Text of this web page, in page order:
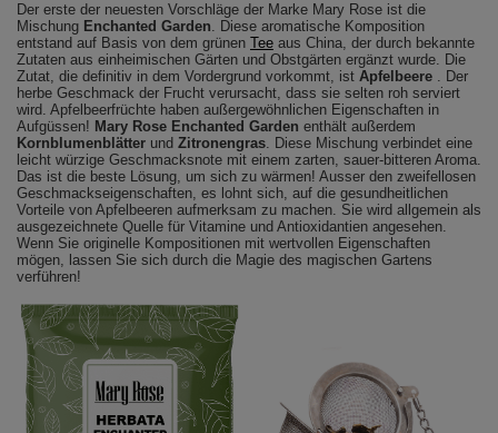
Der erste der neuesten Vorschläge der Marke Mary Rose ist die
Mischung Enchanted Garden. Diese aromatische Komposition
entstand auf Basis von dem grünen Tee aus China, der durch bekannte
Zutaten aus einheimischen Gärten und Obstgärten ergänzt wurde. Die
Zutat, die definitiv in dem Vordergrund vorkommt, ist Apfelbeere . Der
herbe Geschmack der Frucht verursacht, dass sie selten roh serviert
wird. Apfelbeerfrüchte haben außergewöhnlichen Eigenschaften in
Aufgüssen! Mary Rose Enchanted Garden enthält außerdem
Kornblumenblätter und Zitronengras. Diese Mischung verbindet eine
leicht würzige Geschmacksnote mit einem zarten, sauer-bitteren Aroma.
Das ist die beste Lösung, um sich zu wärmen! Ausser den zweifellosen
Geschmackseigenschaften, es lohnt sich, auf die gesundheitlichen
Vorteile von Apfelbeeren aufmerksam zu machen. Sie wird allgemein als
ausgezeichnete Quelle für Vitamine und Antioxidantien angesehen.
Wenn Sie originelle Kompositionen mit wertvollen Eigenschaften
mögen, lassen Sie sich durch die Magie des magischen Gartens
verführen!